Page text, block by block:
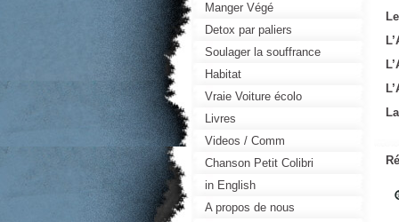
Manger Végé
Detox par paliers
Soulager la souffrance
Habitat
Vraie Voiture écolo
Livres
Videos / Comm
Chanson Petit Colibri
in English
A propos de nous